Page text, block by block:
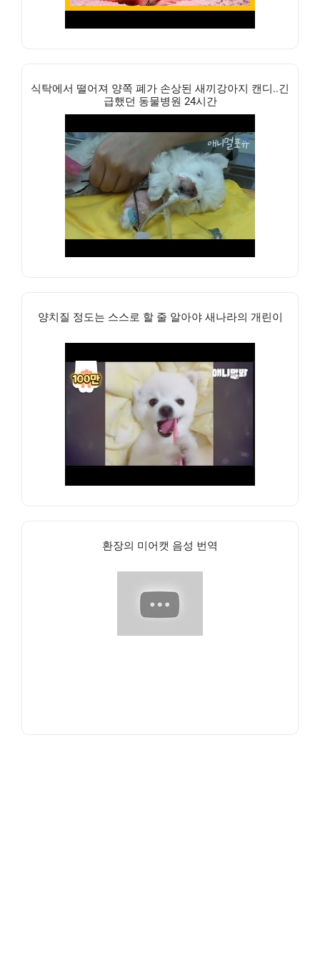
식탁에서 떨어져 양쪽 폐가 손상된 새끼강아지 캔디..긴
급했던 동물병원 24시간
양치질 정도는 스스로 할 줄 알아야 새나라의 개린이
환장의 미어캣 음성 번역